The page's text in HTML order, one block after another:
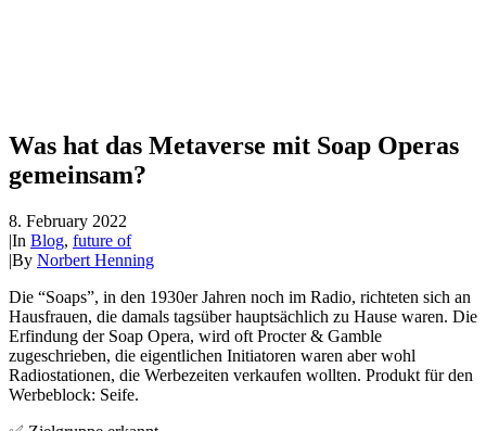
Was hat das Metaverse mit Soap Operas
gemeinsam?
8. February 2022
|In Blog, future of
|By Norbert Henning
Die “Soaps”, in den 1930er Jahren noch im Radio, richteten sich an
Hausfrauen, die damals tagsüber hauptsächlich zu Hause waren. Die
Erfindung der Soap Opera, wird oft Procter & Gamble
zugeschrieben, die eigentlichen Initiatoren waren aber wohl
Radiostationen, die Werbezeiten verkaufen wollten. Produkt für den
Werbeblock: Seife.